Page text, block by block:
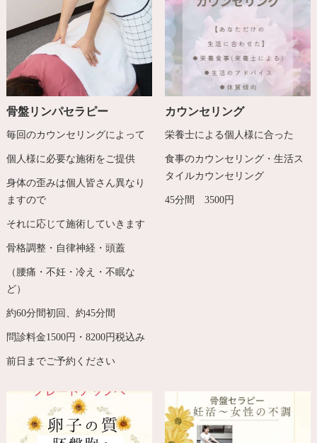
骨盤リンパセラピー
毎回のカウンセリングによって
個人様に必要な施術をご提供
身体の歪みは個人皆さん異なり
ますので
それに応じて施術していきます
骨格調整・自律神経・頭蓋
（腰痛・不妊・冷え・不眠な
ど）
約60分間初回、約45分間
問診料金1500円・8200円税込み
前日までご予約ください
カウンセリング
栄養士による個人様に合った
食事のカウンセリング・生活ス
タイルカウンセリング
45分間 3500円